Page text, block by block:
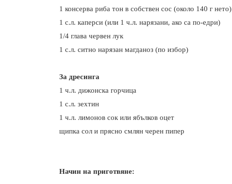
1 консерва риба тон в собствен сос (около 140 г нето)
1 с.л. каперси (или 1 ч.л. нарязани, ако са по-едри)
1/4 глава червен лук
1 с.л. ситно нарязан магданоз (по избор)
За дресинга
1 ч.л. дижонска горчица
1 с.л. зехтин
1 ч.л. лимонов сок или ябълков оцет
щипка сол и прясно смлян черен пипер
Начин на приготвяне: